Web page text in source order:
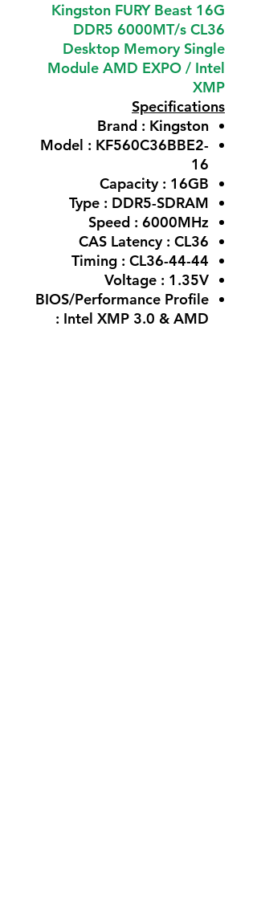
Kingston FURY Beast 16G
DDR5 6000MT/s CL36
Desktop Memory Single
Module AMD EXPO / Intel
XMP
Specifications
Brand : Kingston
Model : KF560C36BBE2-
16
Capacity : 16GB
Type : DDR5-SDRAM
Speed : 6000MHz
CAS Latency : CL36
Timing : CL36-44-44
Voltage : 1.35V
BIOS/Performance Profile
: Intel XMP 3.0 & AMD